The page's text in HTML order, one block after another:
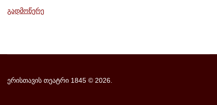
გადმოწერე
ერისთავის თეატრი 1845 © 2026.